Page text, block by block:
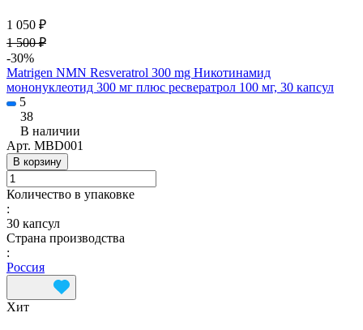
1 050 ₽
1 500 ₽
-30%
Matrigen NMN Resveratrol 300 mg Никотинамид
мононуклеотид 300 мг плюс ресвератрол 100 мг, 30 капсул
5
38
В наличии
Арт. MBD001
В корзину
Количество в упаковке
:
30 капсул
Страна производства
:
Россия
Хит